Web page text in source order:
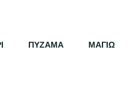
ΠΥΖΑΜΑ ΜΑΓΙΩ